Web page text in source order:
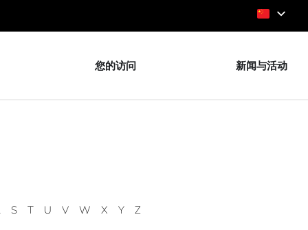
您的访问 新闻与活动
S T U V W X Y Z